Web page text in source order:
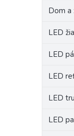
Dom a
LED
LED
LED
LED
LED